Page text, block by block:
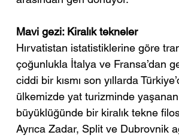
Mavi gezi: Kiralık tekneler
Hırvatistan istatistiklerine göre
çoğunlukla İtalya ve Fransa’dan
ciddi bir kısmı son yıllarda
ülkemizde yat turizminde
büyüklüğünde bir kiralık tekne
Ayrıca Zadar, Split ve Dubrovnik